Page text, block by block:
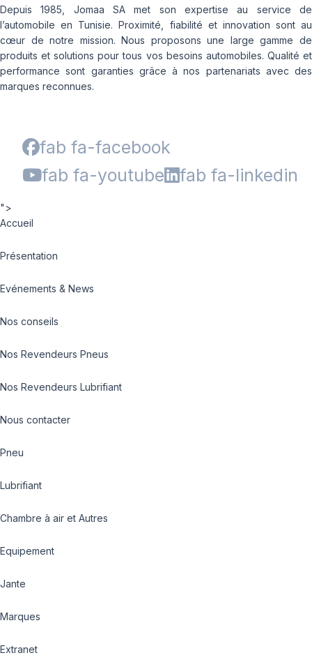
Depuis 1985, Jomaa SA met son expertise au service de
l’automobile en Tunisie. Proximité, fiabilité et innovation sont au
cœur de notre mission. Nous proposons une large gamme de
produits et solutions pour tous vos besoins automobiles. Qualité et
performance sont garanties grâce à nos partenariats avec des
marques reconnues.
fab fa-facebook
fab fa-youtube
fab fa-linkedin
">
Accueil
Présentation
Evénements & News
Nos conseils
Nos Revendeurs Pneus
Nos Revendeurs Lubrifiant
Nous contacter
Pneu
Lubrifiant
Chambre à air et Autres
Equipement
Jante
Marques
Extranet